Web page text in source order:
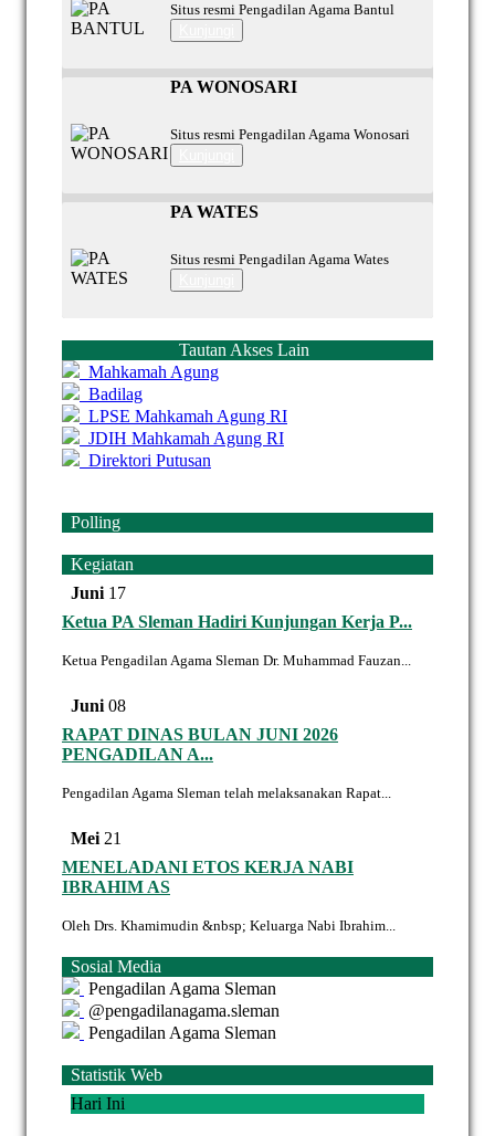
Situs resmi Pengadilan Agama Bantul
PA WONOSARI
Situs resmi Pengadilan Agama Wonosari
PA WATES
Situs resmi Pengadilan Agama Wates
Tautan Akses Lain
Mahkamah Agung
Badilag
LPSE Mahkamah Agung RI
JDIH Mahkamah Agung RI
Direktori Putusan
Polling
Kegiatan
Juni 17
Ketua PA Sleman Hadiri Kunjungan Kerja P...
Ketua Pengadilan Agama Sleman Dr. Muhammad Fauzan...
Juni 08
RAPAT DINAS BULAN JUNI 2026
PENGADILAN A...
Pengadilan Agama Sleman telah melaksanakan Rapat...
Mei 21
MENELADANI ETOS KERJA NABI
IBRAHIM AS
Oleh Drs. Khamimudin &nbsp; Keluarga Nabi Ibrahim...
Sosial Media
Pengadilan Agama Sleman
@pengadilanagama.sleman
Pengadilan Agama Sleman
Statistik Web
Hari Ini